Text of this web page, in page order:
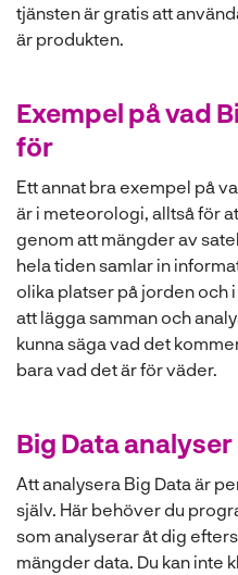
tjänsten är gratis att
är produkten.
Exempel på vad
för
Ett annat bra exempel på
är i meteorologi, alltså för
genom att mängder av
hela tiden samlar in
olika platser på jorden och
att lägga samman och
kunna säga vad det
bara vad det är för väder.
Big Data analyser
Att analysera Big Data är
själv. Här behöver du
som analyserar åt dig
mängder data. Du kan inte